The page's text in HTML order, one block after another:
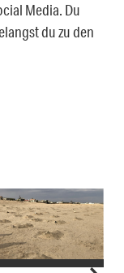
Media. Du
du zu den